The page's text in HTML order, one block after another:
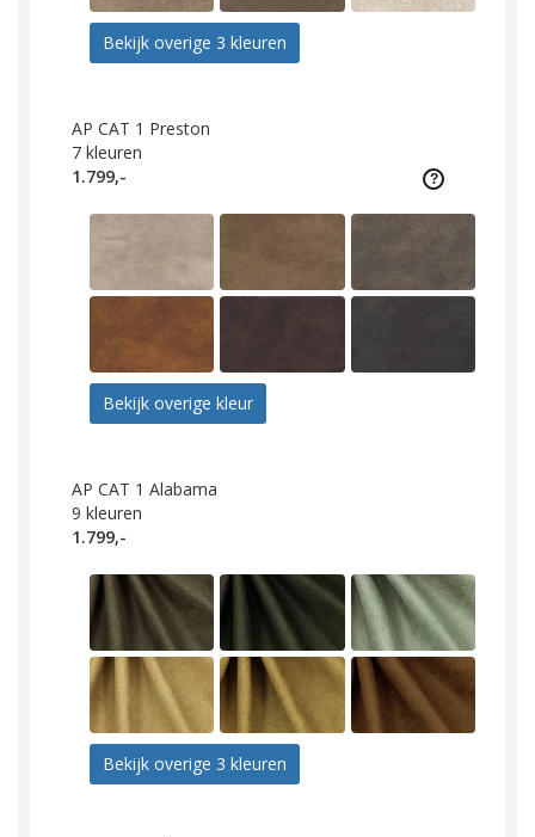
Bekijk overige 3 kleuren
AP CAT 1 Preston
7 kleuren
1.799,-
Bekijk overige kleur
AP CAT 1 Alabama
9 kleuren
1.799,-
Bekijk overige 3 kleuren